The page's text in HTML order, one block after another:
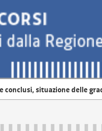
conclusi, situazione delle